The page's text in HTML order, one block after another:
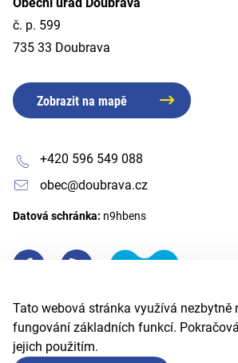
Tato webová stránka využívá nezbytně
fungování základních funkcí.
jejich použitím.
č. p. 599
735 33 Doubrava
Zobrazit na mapě
+420 596 549 088
obec@doubrava.cz
Datová schránka: n9hbens